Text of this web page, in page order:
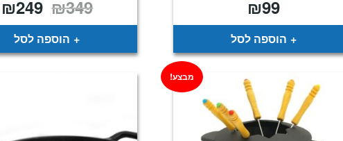
₪99
הוספה לסל
₪349 המחיר
המקורי
היה:
₪349.
₪249
הוספה לסל
מבצע!